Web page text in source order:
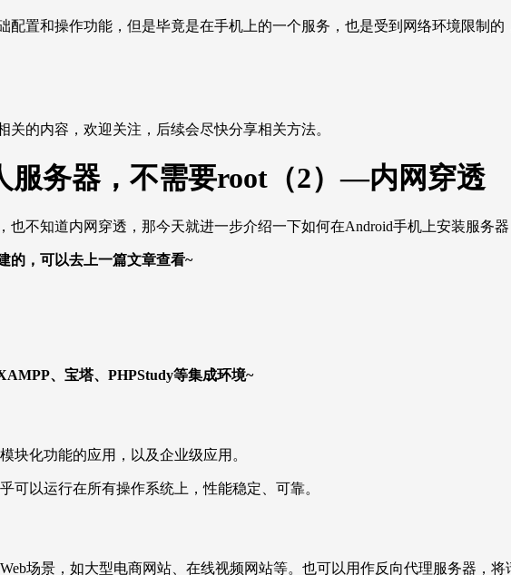
配置和操作功能，但是毕竟是在手机上的一个服务，也是受到网络环境限制
的内容，欢迎关注，后续会尽快分享相关方法。
服务器，不需要root（2）—内网穿透
也不知道内网穿透，那今天就进一步介绍一下如何在Android手机上安装服务
的，可以去上一篇文章查看~
、宝塔、PHPStudy等集成环境~
块化功能的应用，以及企业级应用。
可以运行在所有操作系统上，性能稳定、可靠。
场景，如大型电商网站、在线视频网站等。也可以用作反向代理服务器，